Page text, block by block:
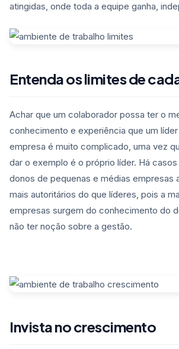
atingidas, onde toda a equipe ganha,
Entenda os limites de
Achar que um colaborador possa ter o
conhecimento e experiência que um
empresa é muito complicado, uma vez
dar o exemplo é o próprio líder. Há
donos de pequenas e médias empresas
mais autoritários do que líderes, pois a
empresas surgem do conhecimento do
não ter noção sobre a gestão.
Invista no crescimento